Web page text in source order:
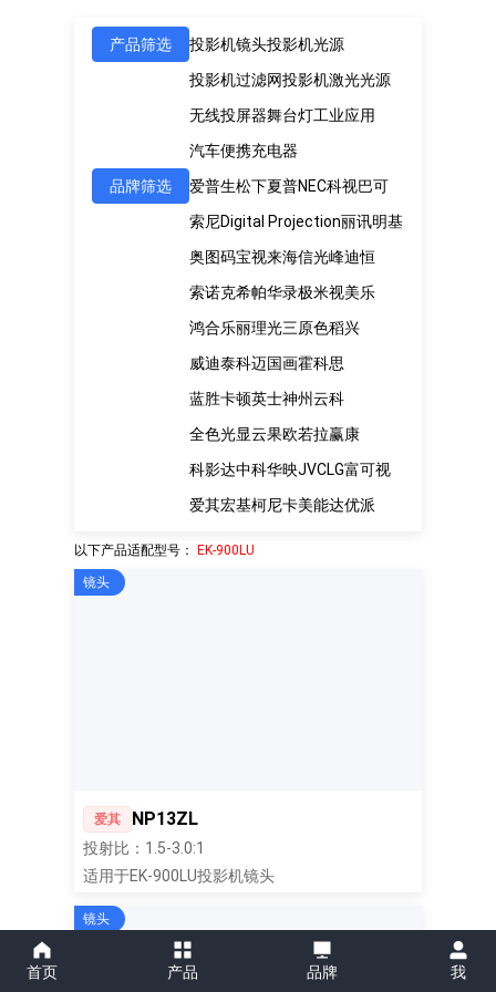
产品筛选 投影机镜头投影机光源
投影机过滤网投影机激光光源
无线投屏器舞台灯工业应用
汽车便携充电器
品牌筛选
爱普生松下夏普NEC科视巴可
索尼Digital Projection丽讯明基
奥图码宝视来海信光峰迪恒
索诺克希帕华录极米视美乐
鸿合乐丽理光三原色稻兴
威迪泰科迈国画霍科思
蓝胜卡顿英士神州云科
全色光显云果欧若拉赢康
科影达中科华映JVCLG富可视
爱其宏基柯尼卡美能达优派
以下产品适配型号： EK-900LU
爱其 NP13ZL
投射比：1.5-3.0:1
适用于EK-900LU投影机镜头
镜头
镜头
首页 产品 品牌 我